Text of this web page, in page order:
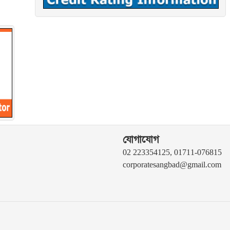
যোগাযোগ
02 223354125, 01711-076815
corporatesangbad@gmail.com